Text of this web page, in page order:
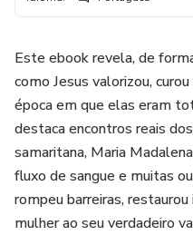
Este ebook revela, de
como Jesus valorizou,
época em que elas eram
destaca encontros reais
samaritana, Maria
fluxo de sangue e muitas
rompeu barreiras,
mulher ao seu verdadeiro